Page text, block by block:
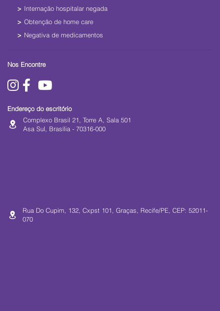
Internação hospitalar negada
Obtenção de home care
Negativa de medicamentos
Nos Encontre
Endereço do escritório
Complexo Brasil 21, Torre A, Sala 501
Asa Sul, Brasília - 70316-000
Rua Do Cupim, 132, Cxpst 101, Graças, Recife/PE, CEP: 52011-
070